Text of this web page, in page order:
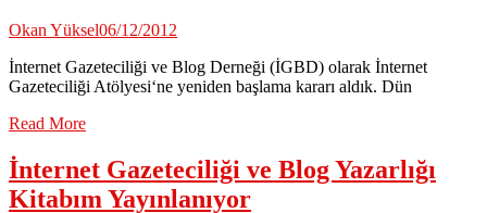
Okan Yüksel06/12/2012
İnternet Gazeteciliği ve Blog Derneği (İGBD) olarak İnternet
Gazeteciliği Atölyesi‘ne yeniden başlama kararı aldık. Dün
Read More
İnternet Gazeteciliği ve Blog Yazarlığı
Kitabım Yayınlanıyor